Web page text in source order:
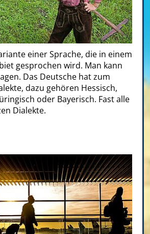
einer Sprache, die in einem
gesprochen wird. Man kann
Das Deutsche hat zum
dazu gehören Hessisch,
oder Bayerisch. Fast alle
Dialekte.